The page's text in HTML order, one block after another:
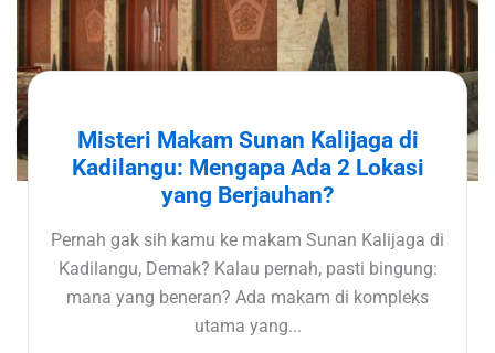
Misteri Makam Sunan Kalijaga di
Kadilangu: Mengapa Ada 2 Lokasi
yang Berjauhan?
Pernah gak sih kamu ke makam Sunan Kalijaga di
Kadilangu, Demak? Kalau pernah, pasti bingung:
mana yang beneran? Ada makam di kompleks
utama yang...